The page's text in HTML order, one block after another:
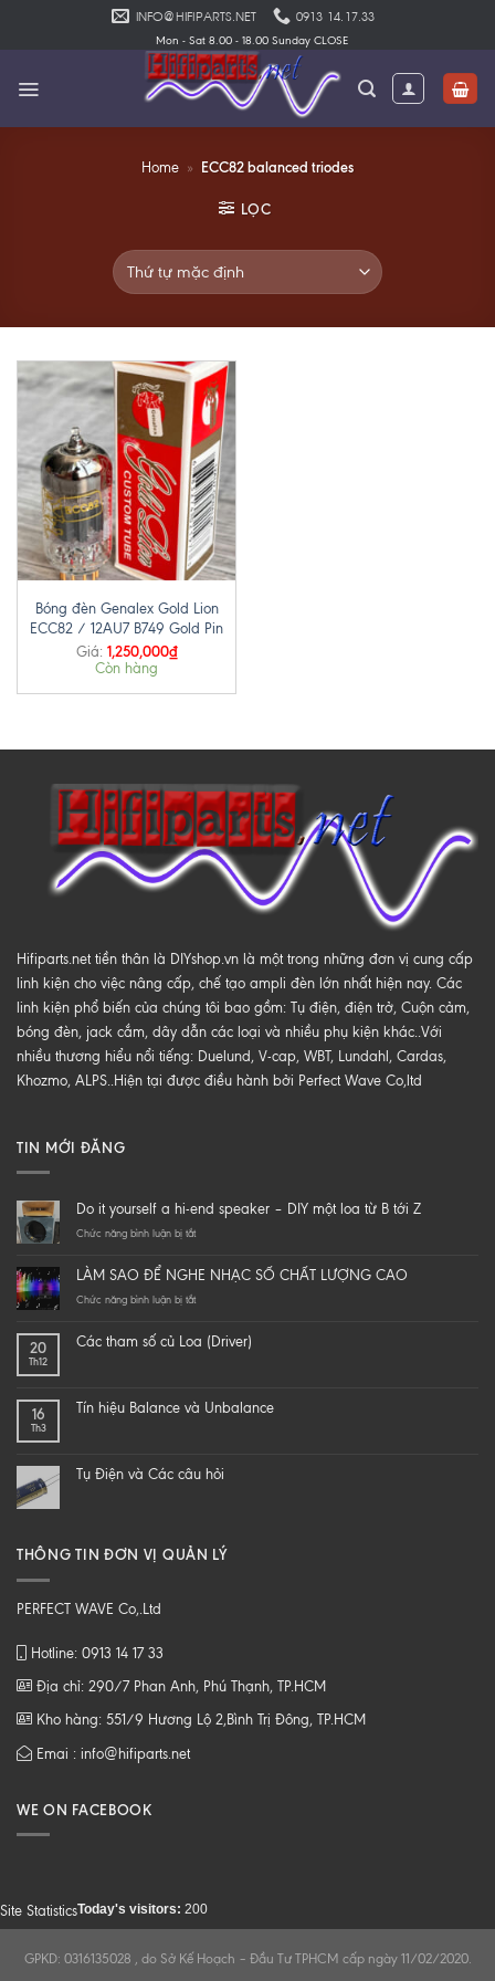
INFO@HIFIPARTS.NET 0913 14.17.33
Mon - Sat 8.00 - 18.00 Sunday CLOSE
Home » ECC82 balanced triodes
LỌC
Bóng đèn Genalex Gold Lion
ECC82 / 12AU7 B749 Gold Pin
Giá: 1,250,000₫
Còn hàng
Hifiparts.net tiền thân là DIYshop.vn là một trong những đơn vị cung cấp
linh kiện cho việc nâng cấp, chế tạo ampli đèn lớn nhất hiện nay. Các
linh kiện phổ biến của chúng tôi bao gồm: Tụ điện, điện trở, Cuộn cảm,
bóng đèn, jack cắm, dây dẫn các loại và nhiều phụ kiện khác..Với
nhiều thương hiểu nổi tiếng: Duelund, V-cap, WBT, Lundahl, Cardas,
Khozmo, ALPS..Hiện tại được điều hành bởi Perfect Wave Co,ltd
TIN MỚI ĐĂNG
Do it yourself a hi-end speaker – DIY một loa từ B tới Z
Chức năng bình luận bị tắtở
yourself
a
speaker
loa
Z
LÀM SAO ĐỂ NGHE NHẠC SỐ CHẤT LƯỢNG CAO
Chức năng bình luận bị tắtở
ĐỂ
CHẤT
20
Th12
Các tham số củ Loa (Driver)
16
Th3
Tín hiệu Balance và Unbalance
Tụ Điện và Các câu hỏi
THÔNG TIN ĐƠN VỊ QUẢN LÝ
PERFECT WAVE Co,.Ltd
Hotline: 0913 14 17 33
Địa chỉ: 290/7 Phan Anh, Phú Thạnh, TP.HCM
Kho hàng: 551/9 Hương Lộ 2,Bình Trị Đông, TP.HCM
Emai : info@hifiparts.net
WE ON FACEBOOK
Site StatisticsToday's visitors: 200
GPKD: 0316135028 , do Sở Kế Hoạch – Đầu Tư TPHCM cấp ngày 11/02/2020.